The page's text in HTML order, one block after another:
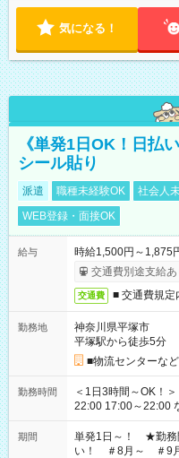
気になる！
《単発1日OK！日払
シール貼り
派遣 職種未経験OK 社会人
WEB登録・面接OK
給与
時給1,500円～1,875
交通費別途支給あ
交通費 ■ 交通費規
勤務地
神奈川県平塚市
平塚駅から徒歩5分
■物流センターな
勤務時間
＜1日3時間～OK！＞ ▼ 例えば… ▼ 15:00～18:00 15:00～
22:00 17:00～22:00 など こちら以外の時間もお気軽
ださい！
期間
単発1日～！ ★勤務
い！ ＃8月～ ＃9